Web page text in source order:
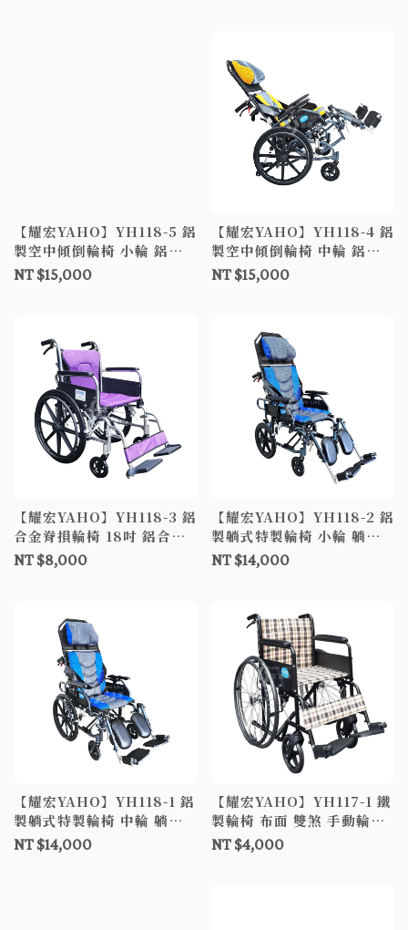
【耀宏YAHO】YH118-5 鋁
製空中傾倒輪椅 小輪 鋁製
輪椅 手動輪椅 符合補助B款
輪椅-附加功能A+C
NT $15,000
【耀宏YAHO】YH118-4 鋁
製空中傾倒輪椅 中輪 鋁製
輪椅 手動輪椅 符合補助B款
輪椅-附加功能A+C
NT $15,000
【耀宏YAHO】YH118-3 鋁
合金脊損輪椅 18吋 鋁合金
輪椅 手動輪椅 符合補助B款
輪椅-附加功能A
NT $8,000
【耀宏YAHO】YH118-2 鋁
製躺式特製輪椅 小輪 躺式
輪椅 符合補助B款輪椅-附加
功能A+B
NT $14,000
【耀宏YAHO】YH118-1 鋁
製躺式特製輪椅 中輪 躺式
輪椅 符合補助B款輪椅-附加
功能A+B
NT $14,000
【耀宏YAHO】YH117-1 鐵
製輪椅 布面 雙煞 手動輪椅
機械式輪椅 輪椅補助A款
NT $4,000